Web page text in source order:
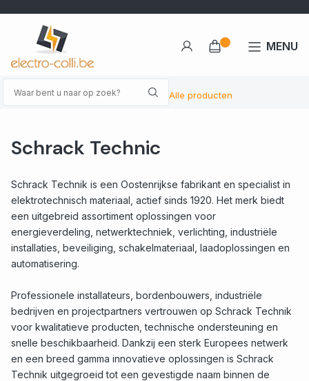
Alle producten
MENU
Schrack Technic
Schrack Technik is een Oostenrijkse fabrikant en specialist in
elektrotechnisch materiaal, actief sinds 1920. Het merk biedt
een uitgebreid assortiment oplossingen voor
energieverdeling, netwerktechniek, verlichting, industriële
installaties, beveiliging, schakelmateriaal, laadoplossingen en
automatisering.
Professionele installateurs, bordenbouwers, industriële
bedrijven en projectpartners vertrouwen op Schrack Technik
voor kwalitatieve producten, technische ondersteuning en
snelle beschikbaarheid. Dankzij een sterk Europees netwerk
en een breed gamma innovatieve oplossingen is Schrack
Technik uitgegroeid tot een gevestigde naam binnen de